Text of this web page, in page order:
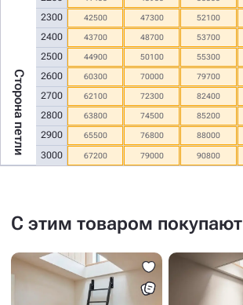
Сторона петли
2300
2400
2500
2600
2700
2800
2900
3000
42500 47300 52100
43700 48700 53700
44900 50100 55300
60300 70000 79700
62100 72300 82400
63800 74500 85200
65500 76800 88000
67200 79000 90800
С этим товаром покупают